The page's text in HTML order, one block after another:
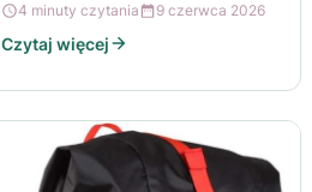
4 minuty czytania 9 czerwca 2026
Czytaj więcej